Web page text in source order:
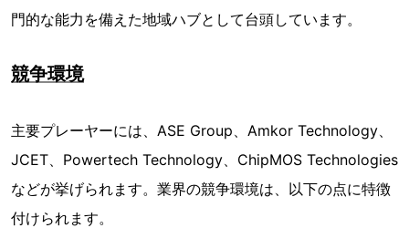
門的な能力を備えた地域ハブとして台頭しています。
競争環境
主要プレーヤーには、ASE Group、Amkor Technology、
JCET、Powertech Technology、ChipMOS Technologies
などが挙げられます。業界の競争環境は、以下の点に特徴
付けられます。